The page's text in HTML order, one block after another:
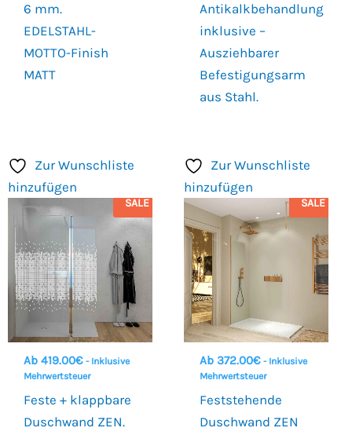
6 mm.
EDELSTAHL-
MOTTO-Finish
MATT
Antikalkbehandlung
inklusive –
Ausziehbarer
Befestigungsarm
aus Stahl.
Zur Wunschliste
hinzufügen
SALE
Ab 419.00€ - Inklusive
Mehrwertsteuer
Feste + klappbare
Duschwand ZEN.
Zur Wunschliste
hinzufügen
SALE
Ab 372.00€ - Inklusive
Mehrwertsteuer
Feststehende
Duschwand ZEN